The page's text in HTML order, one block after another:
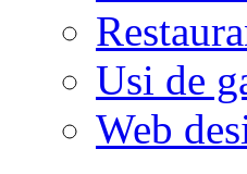
Usi de
Web